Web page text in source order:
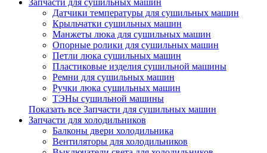
Запчасти для сушильных машин
Датчики температуры для сушильных машин
Крыльчатки сушильных машин
Манжеты люка для сушильных машин
Опорные ролики для сушильных машин
Петли люка сушильных машин
Пластиковые изделия сушильной машины
Ремни для сушильных машин
Ручки люка сушильных машин
ТЭНы сушильной машины
Показать все Запчасти для сушильных машин
Запчасти для холодильников
Балконы двери холодильника
Вентиляторы для холодильников